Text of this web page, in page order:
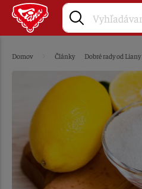
Domov Články Dobré rady od Liany